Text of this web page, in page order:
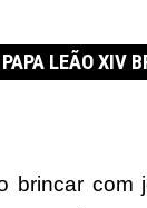
PAPA LEÃO XIV